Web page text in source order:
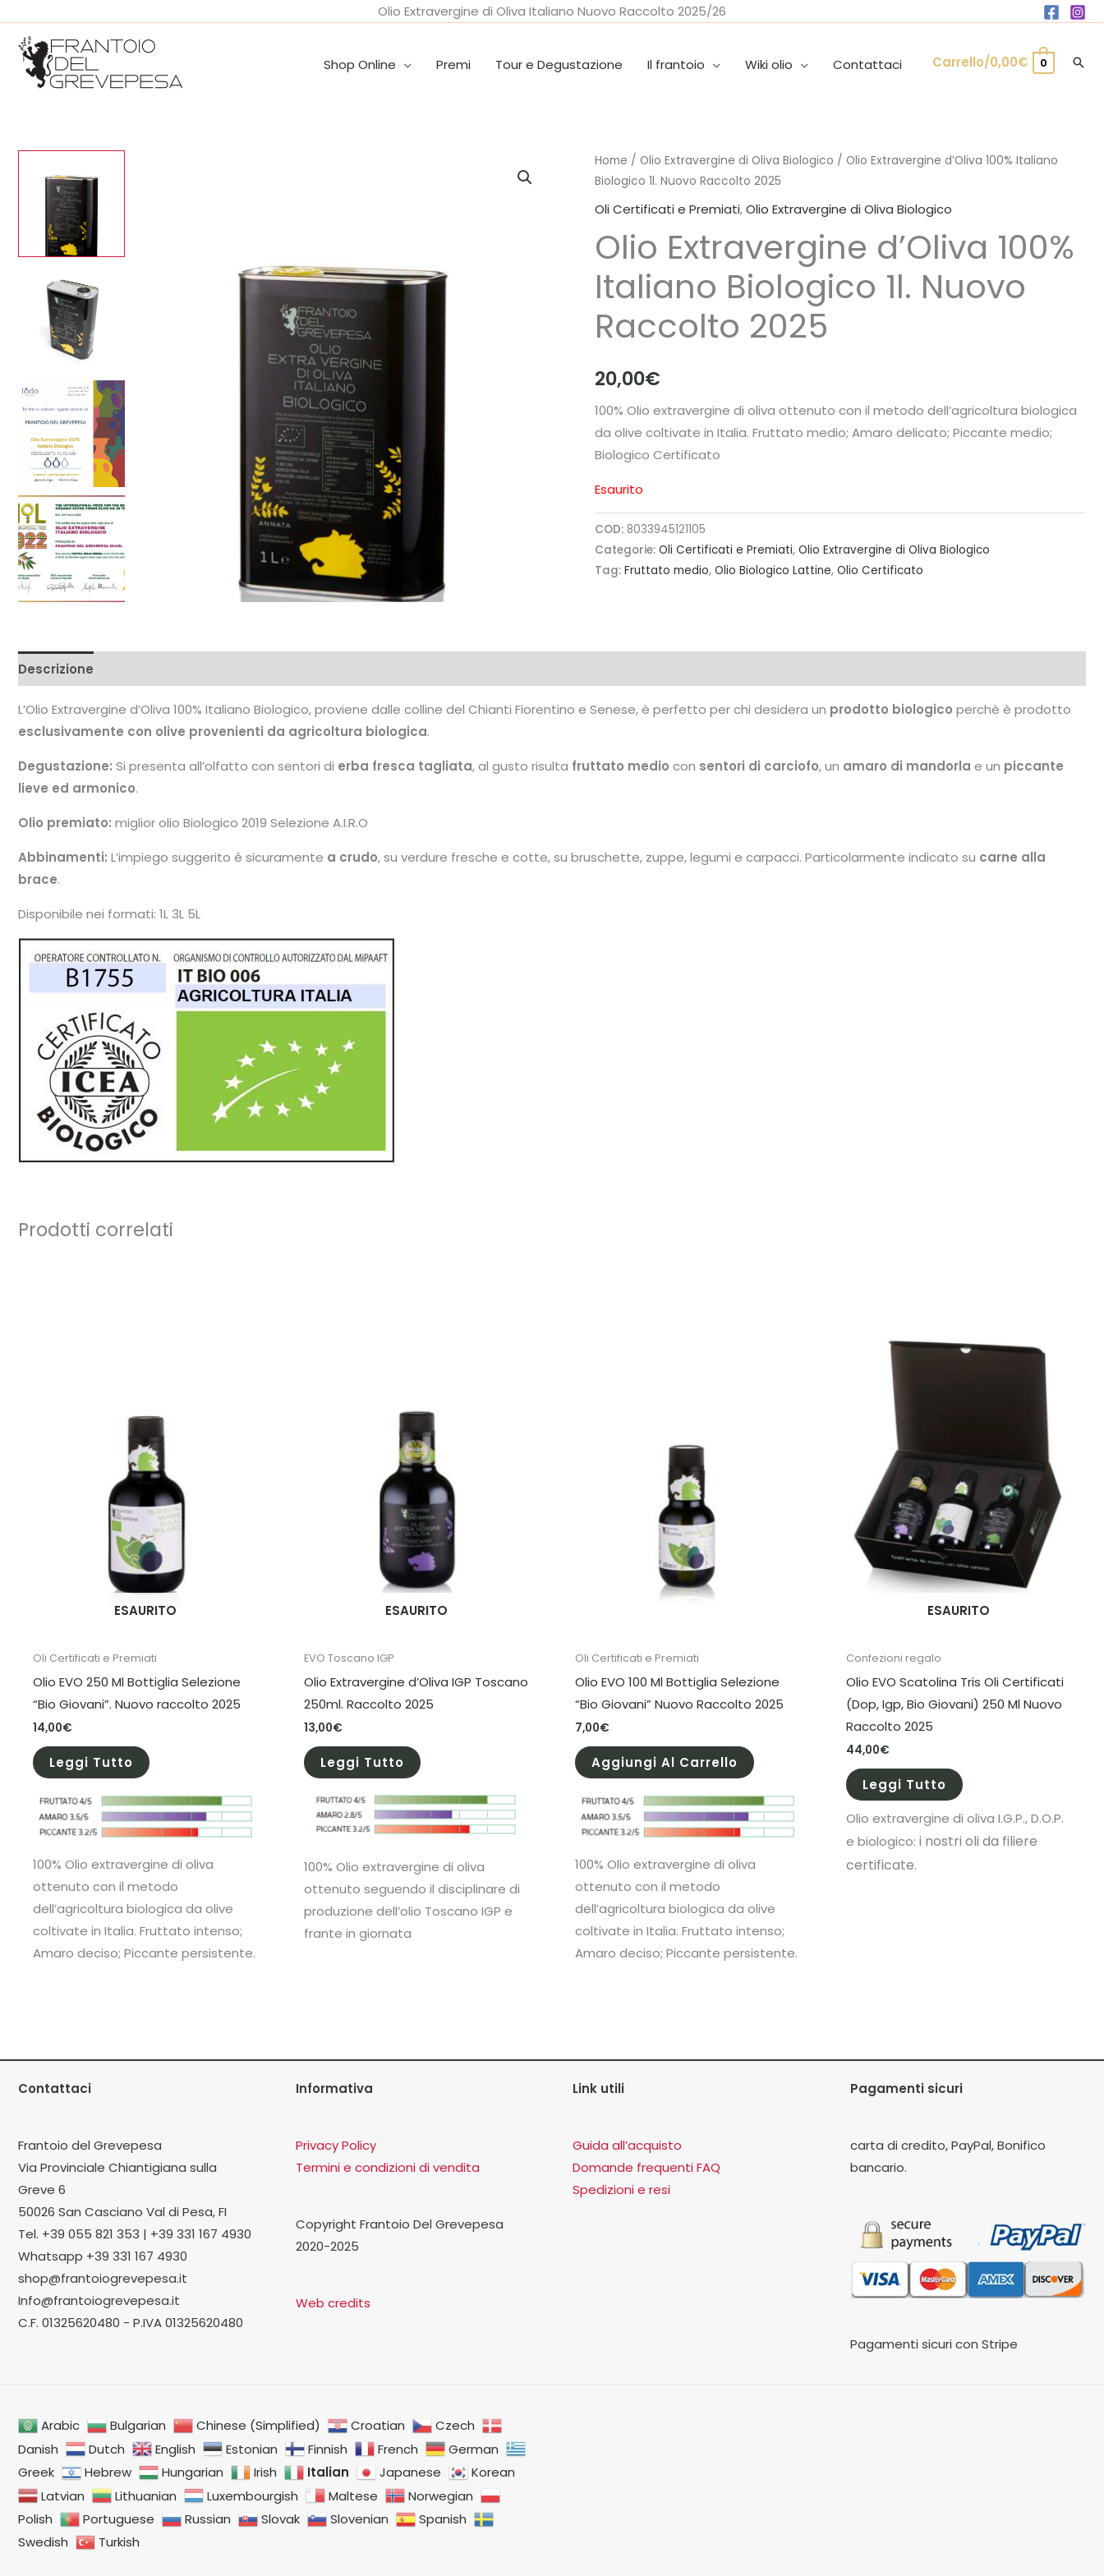
contenuto
Olio Extravergine di Oliva Italiano Nuovo Raccolto 2025/26
Shop Online Premi Tour e Degustazione Il frantoio Wiki olio Contattaci Carrello/0,00€ 0
Home / Olio Extravergine di Oliva Biologico / Olio Extravergine d’Oliva 100% Italiano
Biologico 1l. Nuovo Raccolto 2025
Oli Certificati e Premiati,Olio Extravergine di Oliva Biologico
Olio Extravergine d’Oliva 100%
Italiano Biologico 1l. Nuovo
Raccolto 2025
20,00€
100% Olio extravergine di oliva ottenuto con il metodo dell’agricoltura biologica
da olive coltivate in Italia. Fruttato medio; Amaro delicato; Piccante medio;
Biologico Certificato
Esaurito
COD: 8033945121105
Categorie: Oli Certificati e Premiati, Olio Extravergine di Oliva Biologico
Tag: Fruttato medio, Olio Biologico Lattine, Olio Certificato
Descrizione
L’Olio Extravergine d’Oliva 100% Italiano Biologico, proviene dalle colline del Chianti Fiorentino e Senese, è perfetto per chi desidera un prodotto biologico perchè è prodotto
esclusivamente con olive provenienti da agricoltura biologica.
Degustazione: Si presenta all’olfatto con sentori di erba fresca tagliata, al gusto risulta fruttato medio con sentori di carciofo, un amaro di mandorla e un piccante
lieve ed armonico.
Olio premiato: miglior olio Biologico 2019 Selezione A.I.R.O
Abbinamenti: L’impiego suggerito è sicuramente a crudo, su verdure fresche e cotte, su bruschette, zuppe, legumi e carpacci. Particolarmente indicato su carne alla
brace.
Disponibile nei formati: 1L 3L 5L
Prodotti correlati
ESAURITO
Oli Certificati e Premiati
Olio EVO 250 Ml Bottiglia Selezione
“Bio Giovani”. Nuovo raccolto 2025
14,00€
Leggi Tutto
100% Olio extravergine di oliva
ottenuto con il metodo
dell’agricoltura biologica da olive
coltivate in Italia. Fruttato intenso;
Amaro deciso; Piccante persistente.
ESAURITO
EVO Toscano IGP
Olio Extravergine d’Oliva IGP Toscano
250ml. Raccolto 2025
13,00€
Leggi Tutto
100% Olio extravergine di oliva
ottenuto seguendo il disciplinare di
produzione dell’olio Toscano IGP e
frante in giornata
Oli Certificati e Premiati
Olio EVO 100 Ml Bottiglia Selezione
“Bio Giovani” Nuovo Raccolto 2025
7,00€
Aggiungi Al Carrello
100% Olio extravergine di oliva
ottenuto con il metodo
dell’agricoltura biologica da olive
coltivate in Italia. Fruttato intenso;
Amaro deciso; Piccante persistente.
ESAURITO
Confezioni regalo
Olio EVO Scatolina Tris Oli Certificati
(Dop, Igp, Bio Giovani) 250 Ml Nuovo
Raccolto 2025
44,00€
Leggi Tutto
Olio extravergine di oliva I.G.P., D.O.P.
e biologico: i nostri oli da filiere
certificate.
Contattaci
Frantoio del Grevepesa
Via Provinciale Chiantigiana sulla
Greve 6
50026 San Casciano Val di Pesa, FI
Tel. +39 055 821 353 | +39 331 167 4930
Whatsapp +39 331 167 4930
shop@frantoiogrevepesa.it
Info@frantoiogrevepesa.it
C.F. 01325620480 - P.IVA 01325620480
Informativa
Privacy Policy
Termini e condizioni di vendita
Copyright Frantoio Del Grevepesa
2020-2025
Web credits
Link utili
Guida all’acquisto
Domande frequenti FAQ
Spedizioni e resi
Pagamenti sicuri
carta di credito, PayPal, Bonifico
bancario.
Pagamenti sicuri con Stripe
Arabic Bulgarian Chinese (Simplified) Croatian
Czech
Danish
Dutch English Estonian Finnish French
German
Greek
Hebrew Hungarian Irish Italian Japanese
Korean
Latvian
Lithuanian Luxembourgish Maltese
Norwegian
Polish
Portuguese Russian Slovak Slovenian
Spanish
Swedish
Turkish